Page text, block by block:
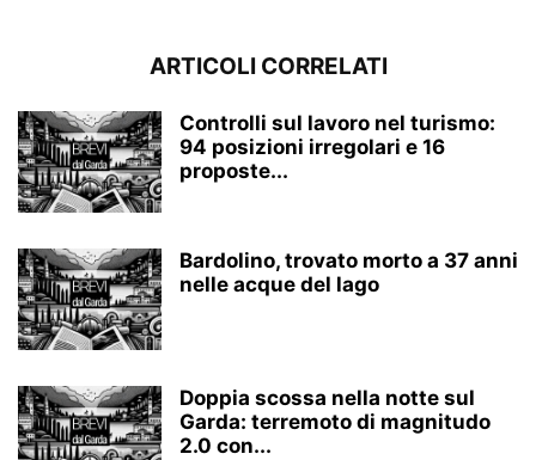
ARTICOLI CORRELATI
Controlli sul lavoro nel turismo:
94 posizioni irregolari e 16
proposte...
Bardolino, trovato morto a 37 anni
nelle acque del lago
Doppia scossa nella notte sul
Garda: terremoto di magnitudo
2.0 con...